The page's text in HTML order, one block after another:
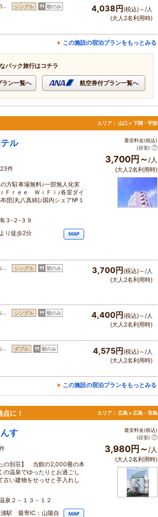
… シングル 朝のみ 4,038円(税込)～/人
(大人2名利用時)
この施設の宿泊プランをもっとみる
パック旅行はコチラ
ラン一覧へ 航空券付プラン一覧へ
エリア： 山口 > 下関・宇部
ル
件
方駐車場無料♪一部無人化実
Ｆｒｅｅ ＷｉＦｉ♪各室ダイ
団[丸八真綿]♪国内シェア№１
３‐２‐３９
り徒歩2分 MAP
最安料金(税込)
(目安)
3,700円～/人
(大人2名利用時)
… シングル 朝のみ 3,700円 (税込)～/人
(大人2名利用時)
… シングル 朝のみ 4,400円 (税込)～/人
(大人2名利用時)
… ダブル 朝のみ 4,575円 (税込)～/人
(大人2名利用時)
この施設の宿泊プランをもっとみる
に！ エリア： 広島 > 広島・宮島
す
の別荘】 当館の2,000冊の本
の温泉でゆったりとお過ごし
古い建物をせっせと手入れし
泉２－１３－１２
駅 最寄IC：山陽自 MAP
最安料金(税込)
(目安)
3,980円～/人
(大人2名利用時)